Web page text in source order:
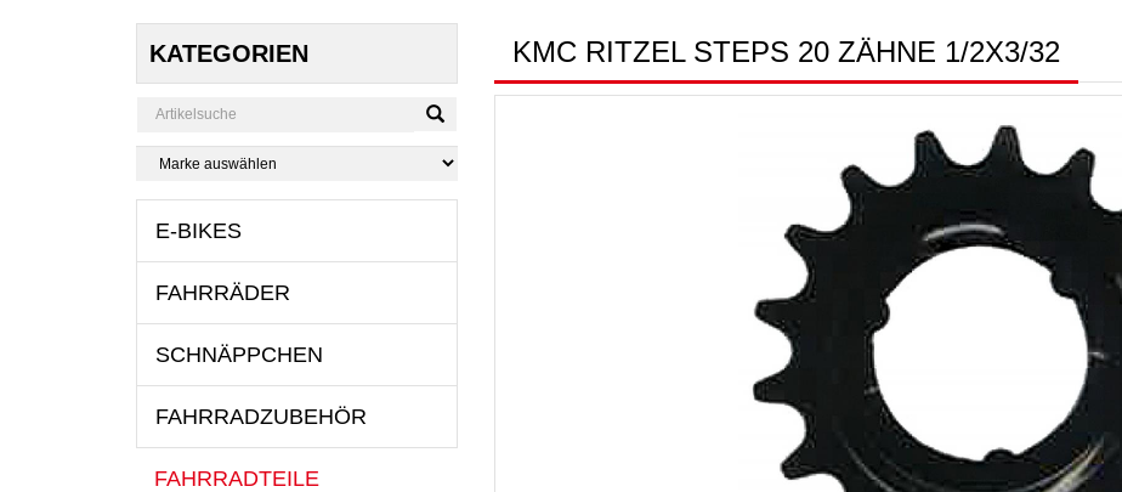
KATEGORIEN
E-BIKES
FAHRRÄDER
SCHNÄPPCHEN
FAHRRADZUBEHÖR
FAHRRADTEILE
KMC RITZEL STEPS 20 ZÄHNE 1/2X3/32